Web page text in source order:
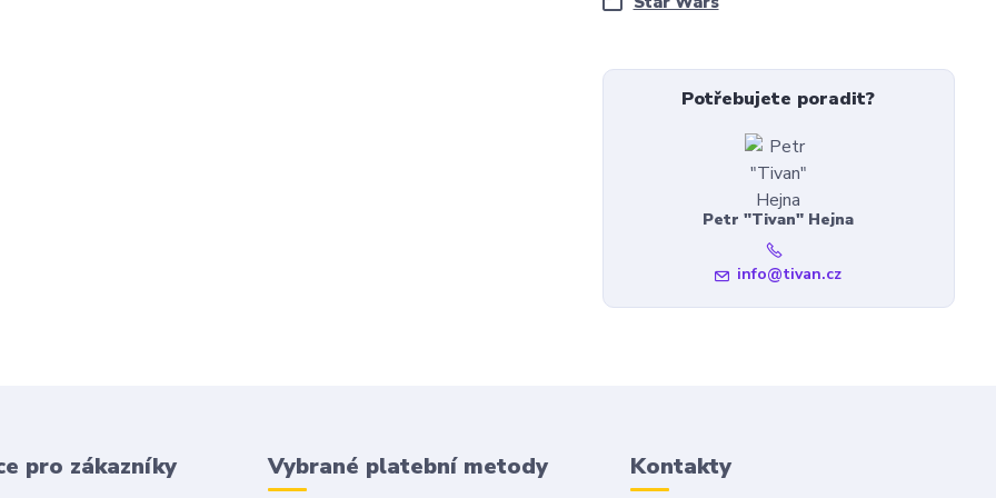
Potřebujete poradit?
Petr "Tivan" Hejna
info@tivan.cz
pro zákazníky Vybrané platební metody Kontakty